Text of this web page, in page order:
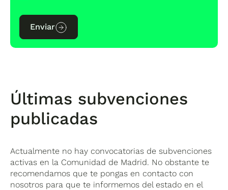
Enviar
Últimas subvenciones
publicadas
Actualmente no hay convocatorias de subvenciones
activas en la Comunidad de Madrid. No obstante te
recomendamos que te pongas en contacto con
nosotros para que te informemos del estado en el